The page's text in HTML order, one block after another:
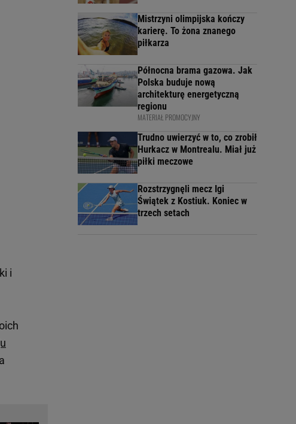
i
Mistrzyni olimpijska kończy
karierę. To żona znanego
piłkarza
Północna brama gazowa. Jak
Polska buduje nową
architekturę energetyczną
regionu
MATERIAŁ PROMOCYJNY
Trudno uwierzyć w to, co zrobił
Hurkacz w Montrealu. Miał już
piłki meczowe
Rozstrzygnęli mecz Igi
Świątek z Kostiuk. Koniec w
trzech setach